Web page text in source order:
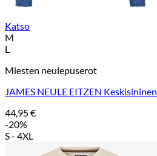
Katso
M
L
Miesten neulepuserot
JAMES NEULE EITZEN Keskisininen
44,95€
-20%
S - 4XL